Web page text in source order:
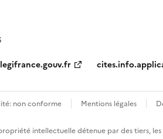
legifrance.gouv.fr
non conforme Mentions légales
intellectuelle détenue par des tiers,